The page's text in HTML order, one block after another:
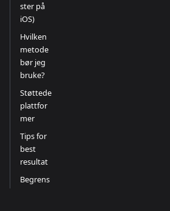
ster på
iOS)
Hvilken
metode
bør jeg
bruke?
Støttede
plattfor
mer
Tips for
best
resultat
Begrens